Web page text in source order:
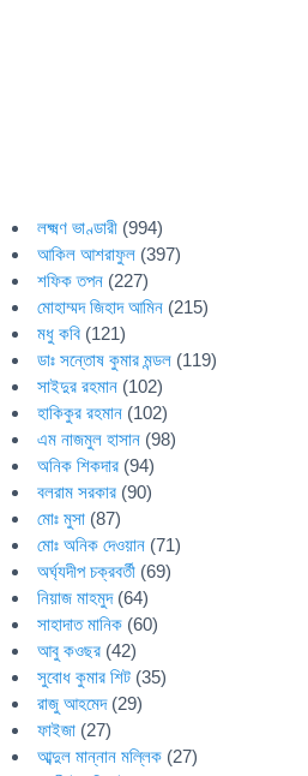
লক্ষ্মণ ভাণ্ডারী (994)
আকিল আশরাফুল (397)
শফিক তপন (227)
মোহাম্মদ জিহাদ আমিন (215)
মধু কবি (121)
ডাঃ সন্তোষ কুমার মন্ডল (119)
সাইদুর রহমান (102)
হাকিকুর রহমান (102)
এম নাজমুল হাসান (98)
অনিক শিকদার (94)
বলরাম সরকার (90)
মোঃ মুসা (87)
মোঃ অনিক দেওয়ান (71)
অর্ঘ্যদীপ চক্রবর্তী (69)
নিয়াজ মাহমুদ(64)
সাহাদাত মানিক (60)
আবু কওছর (42)
সুবোধ কুমার শিট (35)
রাজু আহমেদ(29)
ফাইজা (27)
আব্দুল মান্নান মল্লিক (27)